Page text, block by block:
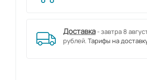
Доставка - завтра 8
рублей.Тарифы на